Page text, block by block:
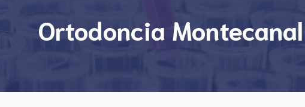
Ortodoncia Montecanal